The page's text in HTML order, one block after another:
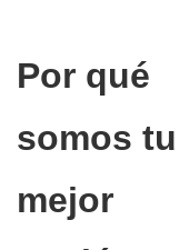
Por qué
somos tu
mejor